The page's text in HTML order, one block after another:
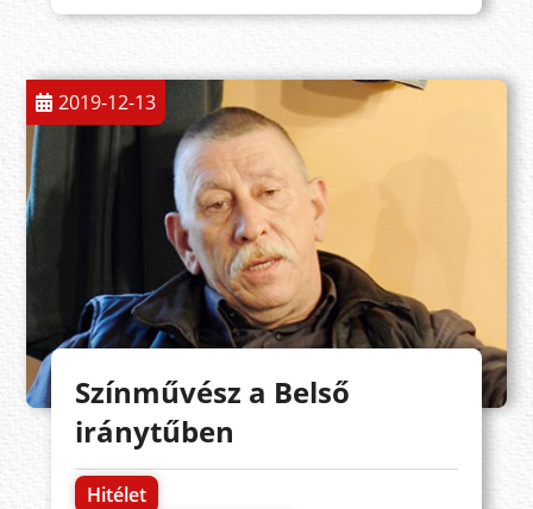
2019-12-13
Színművész a Belső
iránytűben
Hitélet